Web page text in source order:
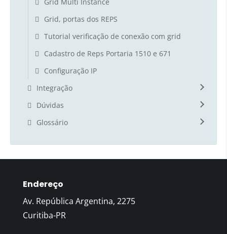
Grid, portas dos REPS
Tutorial verificação de conexão com grid
Cadastro de Reps Portaria 1510 e 671
Configuração IP
Integração
Dúvidas
Glossário
Endereço
Av. República Argentina, 2275
Curitiba-PR